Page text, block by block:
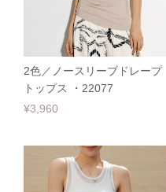
2色／ノースリーブドレープ
トップス ・22077
¥3,960